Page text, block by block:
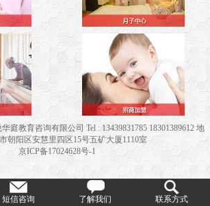
庭教育咨询有限公司 Tel : 13439831785 18301389612 地
朝阳区安慧里四区15号五矿大厦1110室
京ICP备17024628号-1
短信咨询 了解我们 联系方式